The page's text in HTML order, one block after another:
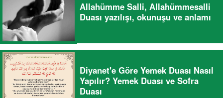
Allahümme Salli, Allahümmesalli
Duası yazılışı, okunuşu ve anlamı
Diyanet'e Göre Yemek Duası Nasıl
Yapılır? Yemek Duası ve Sofra
Duası